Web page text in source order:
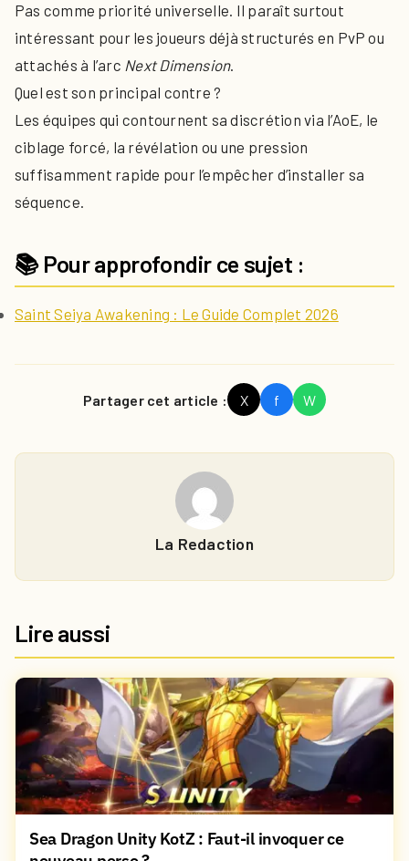
Pas comme priorité universelle. Il paraît surtout
intéressant pour les joueurs déjà structurés en PvP ou
attachés à l’arc Next Dimension.
Quel est son principal contre ?
Les équipes qui contournent sa discrétion via l’AoE, le
ciblage forcé, la révélation ou une pression
suffisamment rapide pour l’empêcher d’installer sa
séquence.
📚 Pour approfondir ce sujet :
Saint Seiya Awakening : Le Guide Complet 2026
Partager cet article : X f W
La Redaction
Lire aussi
Sea Dragon Unity KotZ : Faut-il invoquer ce